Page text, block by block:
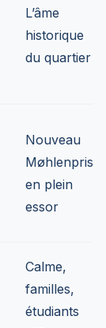
L’âme
historique
du quartier
Nouveau
Møhlenpris,
en plein
essor
Calme,
familles,
étudiants